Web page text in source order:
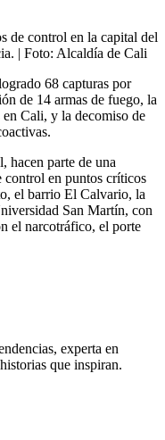
de control en la capital del
| Foto: Alcaldía de Cali
68 capturas por
de 14 armas de fuego, la
Cali, y la decomiso de
hacen parte de una
control en puntos críticos
el barrio El Calvario, la
San Martín, con
el narcotráfico, el porte
experta en
que inspiran.